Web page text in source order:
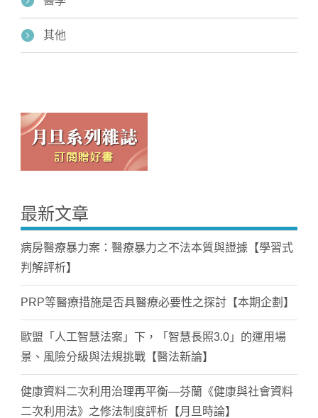
其他
最新文章
病房醫療暴力案：醫療暴力之不法本質與證據【學習式
判解評析】
PRP等醫療措施是否具醫療必要性之探討【本期企劃】
歐盟「人工智慧法案」下，「智慧長照3.0」的運用場
景、風險分級與法規挑戰【醫法新論】
健康資料二次利用治理再平衡—芬蘭《健康與社會資料
二次利用法》之修法制度評析【月旦時論】